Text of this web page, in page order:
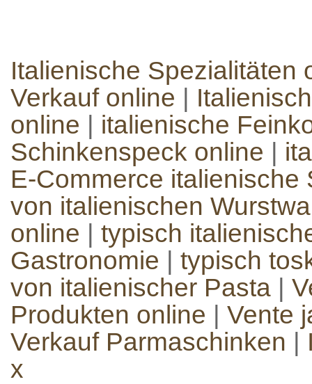
Italienische Spezialitäten
Verkauf online
online
italienische
Schinkenspeck online
E-Commerce italienische
von italienischen
online
typisch
Gastronomie
typisch
von italienischer Pasta
Produkten online
Vente
Verkauf Parmaschinken
x